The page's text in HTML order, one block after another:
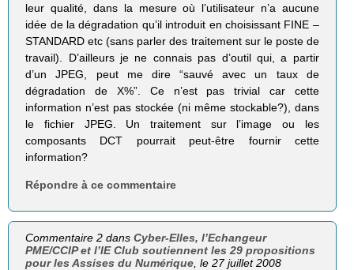
leur qualité, dans la mesure où l’utilisateur n’a aucune
idée de la dégradation qu’il introduit en choisissant FINE –
STANDARD etc (sans parler des traitement sur le poste de
travail). D’ailleurs je ne connais pas d’outil qui, a partir
d’un JPEG, peut me dire “sauvé avec un taux de
dégradation de X%”. Ce n’est pas trivial car cette
information n’est pas stockée (ni même stockable?), dans
le fichier JPEG. Un traitement sur l’image ou les
composants DCT pourrait peut-être fournir cette
information?
Répondre à ce commentaire
Commentaire 2 dansCyber-Elles, l’Echangeur
PME/CCIP et l’IE Club soutiennent les 29 propositions
pour les Assises du Numérique , le 27 juillet 2008